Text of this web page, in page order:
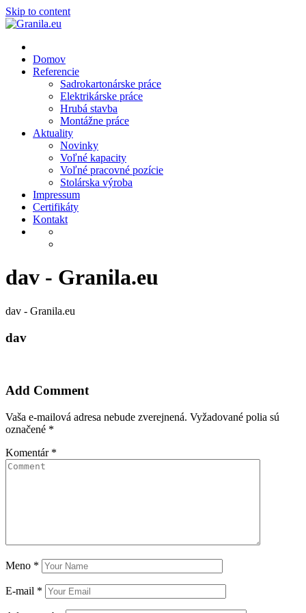
Skip to content
Domov
Referencie
Sadrokartonárske práce
Elektrikárske práce
Hrubá stavba
Montážne práce
Aktuality
Novinky
Voľné kapacity
Voľné pracovné pozície
Stolárska výroba
Impressum
Certifikáty
Kontakt
dav - Granila.eu
dav - Granila.eu
dav
Add Comment
Vaša e-mailová adresa nebude zverejnená. Vyžadované polia sú
označené *
Komentár *
Meno *
E-mail *